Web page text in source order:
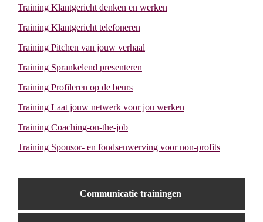
Training Klantgericht denken en werken
Training Klantgericht telefoneren
Training Pitchen van jouw verhaal
Training Sprankelend presenteren
Training Profileren op de beurs
Training Laat jouw netwerk voor jou werken
Training Coaching-on-the-job
Training Sponsor- en fondsenwerving voor non-profits
Communicatie trainingen